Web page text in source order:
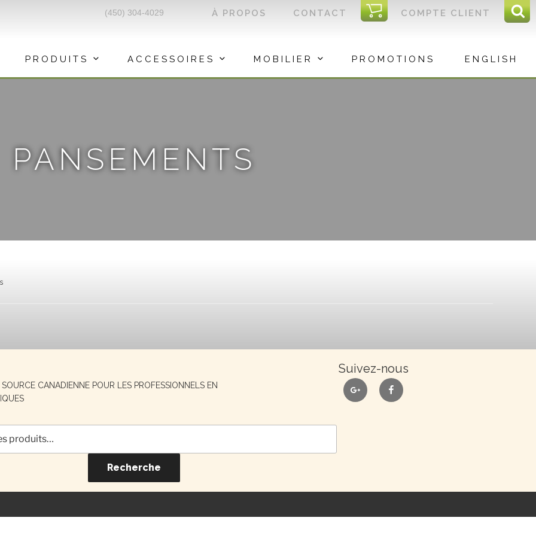
COMPTE CLIENT
I
C
CONTACT
À PROPOS
(450) 304-4029
PRODUITS ACCESSOIRES MOBILIER PROMOTIONS ENGLISH
PANSEMENTS
SOURCE CANADIENNE POUR LES PROFESSIONNELS EN
Suivez-nous
google facebook
Recherche